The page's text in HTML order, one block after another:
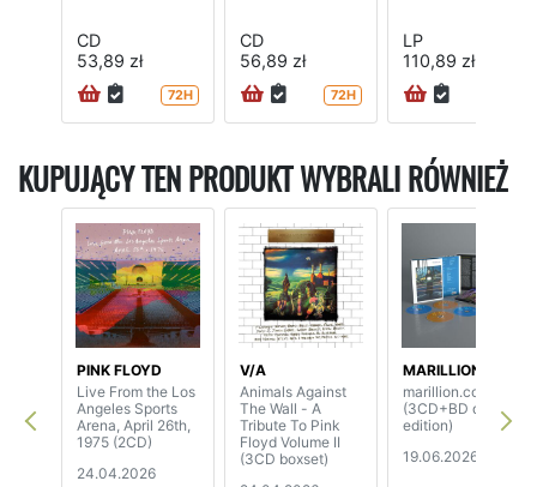
CD
53,89 zł
72H
CD
56,89 zł
72H
LP
110,89 zł
KUPUJĄCY TEN PRODUKT WYBRALI RÓWNIEŻ
PINK FLOYD
Live From the Los
Angeles Sports
Arena, April 26th,
1975 (2CD)
24.04.2026
V/A
Animals Against
The Wall - A
Tribute To Pink
Floyd Volume II
(3CD boxset)
MARILLION
marillion.com
(3CD+BD deluxe
edition)
19.06.2026